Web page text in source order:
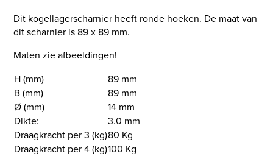
Dit kogellagerscharnier heeft ronde hoeken. De maat van
dit scharnier is 89 x 89 mm.
Maten zie afbeeldingen!
H (mm)
89 mm
B (mm)
89 mm
Ø (mm)
14 mm
Dikte:
3.0 mm
Draagkracht per 3 (kg)80 Kg
Draagkracht per 4 (kg)100 Kg